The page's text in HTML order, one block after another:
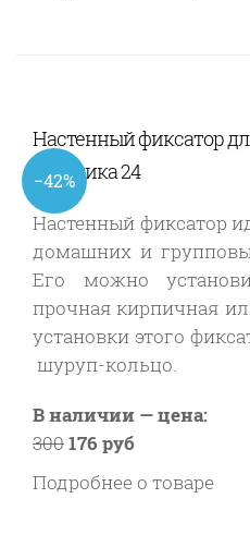
−42%
Настенный фиксатор
Атлетика 24
Настенный фиксатор
домашних и
Его можно
прочная кирпичная
установки этого
шуруп-кольцо.
В наличии — цена:
300176 руб
Подробнее о товаре